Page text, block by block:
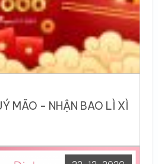
MÃO - NHẬN BAO LÌ XÌ